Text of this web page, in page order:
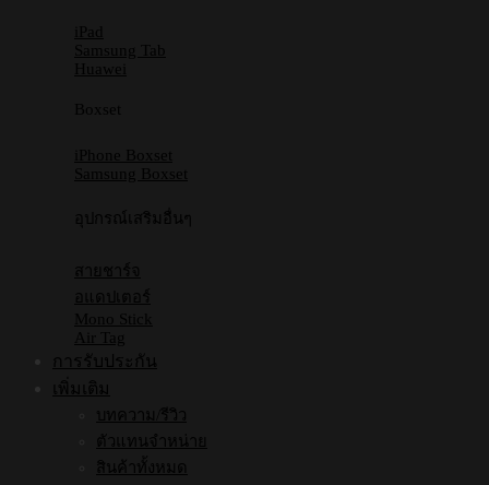
iPad
Samsung Tab
Huawei
Boxset
iPhone Boxset
Samsung Boxset
อุปกรณ์เสริมอื่นๆ
สายชาร์จ
อแดปเตอร์
Mono Stick
Air Tag
การรับประกัน
เพิ่มเติม
บทความ/รีวิว
ตัวแทนจำหน่าย
สินค้าทั้งหมด